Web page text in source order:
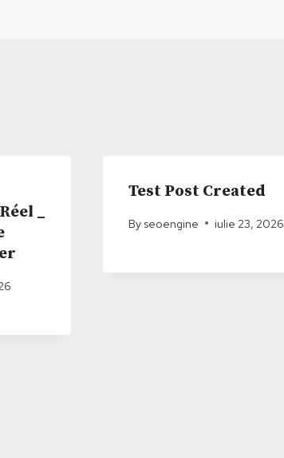
_
Test Post Created
By seoengine iulie 23, 2026